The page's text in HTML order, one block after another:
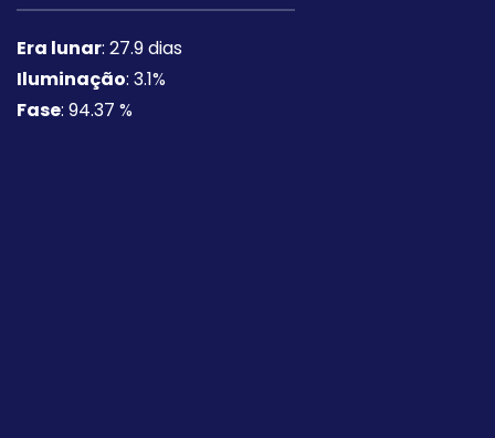
Era lunar: 27.9 dias
Iluminação: 3.1%
Fase: 94.37 %